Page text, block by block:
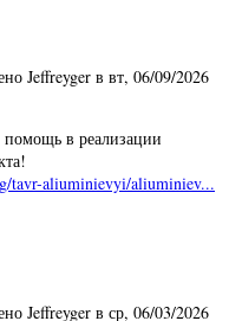
Jeffreyger в вт, 06/09/2026
в реализации
tavr-aliuminievyi/aliuminiev...
Jeffreyger в ср, 06/03/2026